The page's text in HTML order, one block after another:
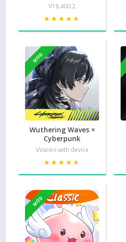
V18.400.2
★★★★★
★★★★★
MOD
Wuthering Waves ×
Cyberpunk
VVaries with device
★★★★★
★★★★★
MOD